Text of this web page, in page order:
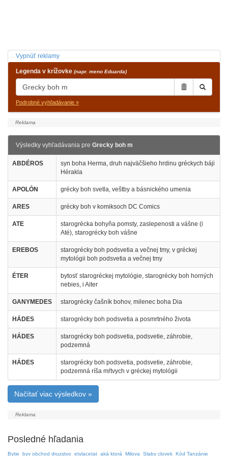
Vypnúť reklamy
Legenda v krížovke (napr. meno Eduarda)
Podrobné vyhľadávanie »
Výsledky vyhľadávania pre Grecky boh m
ABDÉROS
syn boha Herma, druh najväčšieho hrdinu gréckych báji
Hérakla
APOLÓN grécky boh svetla, veštby a básnického umenia
ARES grécky boh v komiksoch DC Comics
ATE
starogrécka bohyňa pomsty, zaslepenosti a vášne (i
Até), starogrécky boh vášne
EREBOS
starogrécky boh podsvetia a večnej tmy, v gréckej
mytológii boh podsvetia a večnej tmy
ÉTER
bytosť starogréckej mytológie, starogrécky boh horných
nebies, i Aiter
GANYMEDES starogrécky čašník bohov, milenec boha Dia
HÁDES starogrécky boh podsvetia a posmrtného života
HÁDES
starogrécky boh podsvetia, podsvetie, záhrobie,
podzemná
HÁDES
starogrécky boh podsvetia, podsvetie, záhrobie,
podzemná ríša mŕtvych v gréckej mytológii
Načítať viac výsledkov »
Posledné hľadania
Bytie byv obchod druzstvo etylacetat aká ktorá Milova Slaby clovek Kód Tanzánie